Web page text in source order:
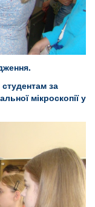
за
мікроскопії у